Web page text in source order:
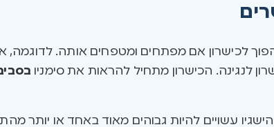
לכישרון אם מפתחים ומטפחים אותה. לדוגמה,
לנגינה. הכישרון מתחיל להראות את סימניו
עשויים להיות גבוהים מאוד באחד או יותר